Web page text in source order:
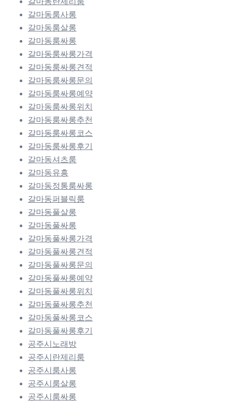
갈마동룸사롱
갈마동룸살롱
갈마동룸싸롱
갈마동룸싸롱가격
갈마동룸싸롱견적
갈마동룸싸롱문의
갈마동룸싸롱예약
갈마동룸싸롱위치
갈마동룸싸롱추천
갈마동룸싸롱코스
갈마동룸싸롱후기
갈마동셔츠룸
갈마동유흥
갈마동정통룸싸롱
갈마동퍼블릭룸
갈마동풀살롱
갈마동풀싸롱
갈마동풀싸롱가격
갈마동풀싸롱견적
갈마동풀싸롱문의
갈마동풀싸롱예약
갈마동풀싸롱위치
갈마동풀싸롱추천
갈마동풀싸롱코스
갈마동풀싸롱후기
공주시노래방
공주시란제리룸
공주시룸사롱
공주시룸살롱
공주시룸싸롱